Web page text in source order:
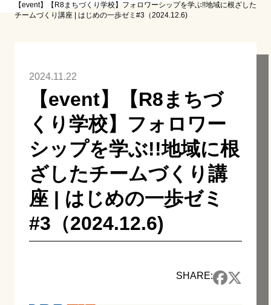
【event】【R8まちづくり学校】フォロワーシップを学ぶ!!地域に根ざした
チームづくり講座 | はじめの一歩ゼミ#3（2024.12.6)
2024.11.22
【event】【R8まちづ
くり学校】フォロワー
シップを学ぶ!!地域に根
ざしたチームづくり講
座 | はじめの一歩ゼミ
#3（2024.12.6)
SHARE: